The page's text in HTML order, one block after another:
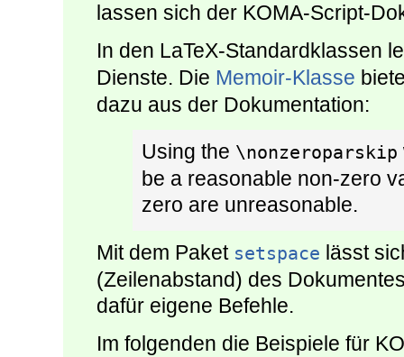
lassen sich der KOMA-Script-
In den LaTeX-Standardklassen
Dienste. Die Memoir-Klasse
dazu aus der Dokumentation:
Using the \nonzeroparskip
be a reasonable non-zero
zero are unreasonable.
Mit dem Paket setspace lässt
(Zeilenabstand) des
dafür eigene Befehle.
Im folgenden die Beispiele für